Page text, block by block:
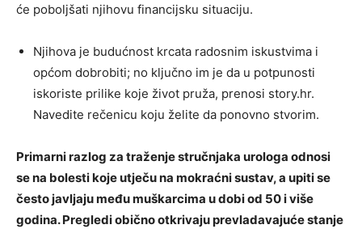
će poboljšati njihovu financijsku situaciju.
Njihova je budućnost krcata radosnim iskustvima i
općom dobrobiti; no ključno im je da u potpunosti
iskoriste prilike koje život pruža, prenosi story.hr.
Navedite rečenicu koju želite da ponovno stvorim.
Primarni razlog za traženje stručnjaka urologa odnosi
se na bolesti koje utječu na mokraćni sustav, a upiti se
često javljaju među muškarcima u dobi od 50 i više
godina. Pregledi obično otkrivaju prevladavajuće stanje